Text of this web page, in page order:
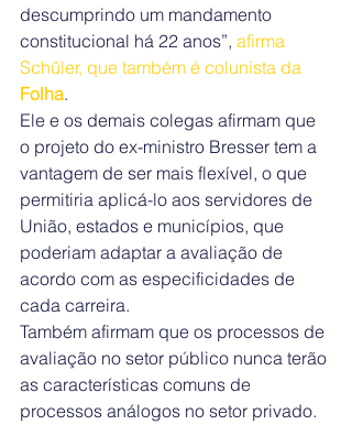
descumprindo um mandamento
constitucional há 22 anos”, afirma
Schüler, que também é colunista da
Folha.
Ele e os demais colegas afirmam que
o projeto do ex-ministro Bresser tem a
vantagem de ser mais flexível, o que
permitiria aplicá-lo aos servidores de
União, estados e municípios, que
poderiam adaptar a avaliação de
acordo com as especificidades de
cada carreira.
Também afirmam que os processos de
avaliação no setor público nunca terão
as características comuns de
processos análogos no setor privado.